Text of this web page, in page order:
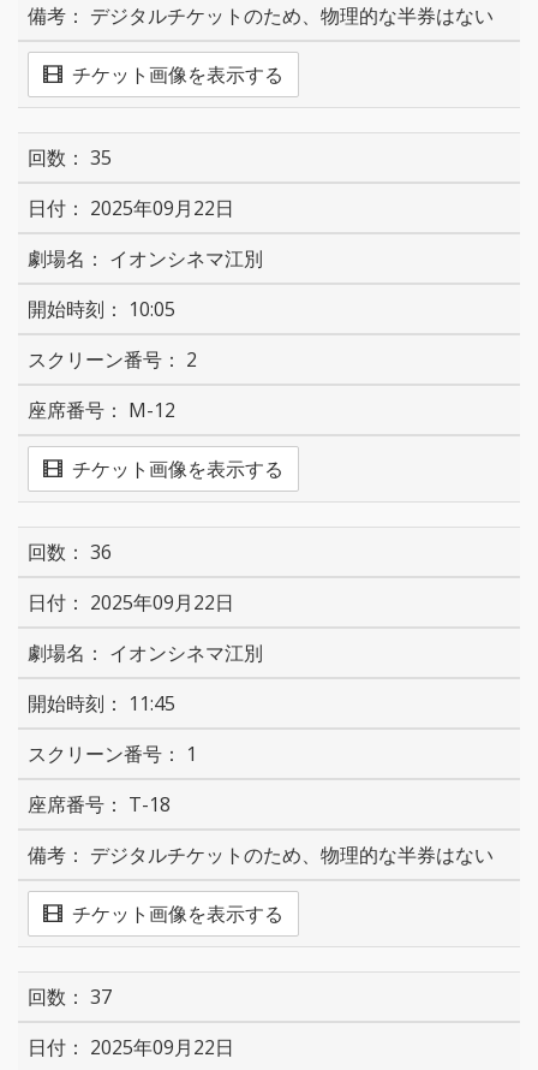
デジタルチケットのため、物理的な半券はない
チケット画像を表示する
35
2025年09月22日
イオンシネマ江別
10:05
2
M-12
チケット画像を表示する
36
2025年09月22日
イオンシネマ江別
11:45
1
T-18
デジタルチケットのため、物理的な半券はない
チケット画像を表示する
37
2025年09月22日